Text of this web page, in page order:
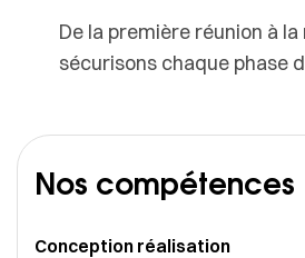
De la première réunion à
sécurisons chaque phase
Nos compétences
Conception réalisation